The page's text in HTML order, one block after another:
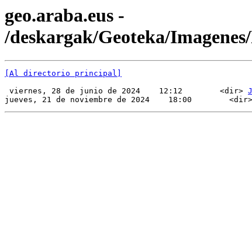
geo.araba.eus -
/deskargak/Geoteka/
[Al directorio principal]
viernes, 28 de junio de 2024    12:12        <dir>
jueves, 21 de noviembre de 2024    18:00